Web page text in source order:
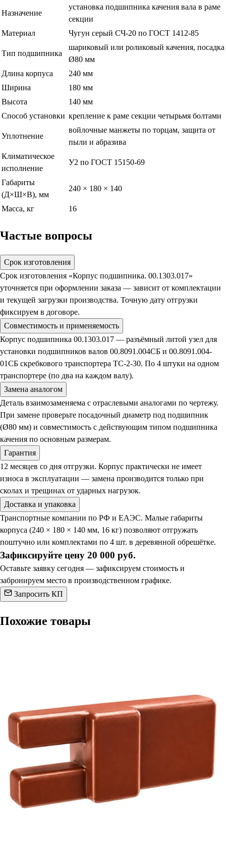
Назначение
установка подшипника качения вала в раме
секции
Материал
Чугун серый СЧ-20 по ГОСТ 1412-85
Тип подшипника
шариковый или роликовый качения, посадка
Ø80 мм
Длина корпуса
240 мм
Ширина
180 мм
Высота
140 мм
Способ установки крепление к раме секции четырьмя болтами
Уплотнение
войлочные манжеты по торцам, защита от
пыли и абразива
Климатическое
исполнение
У2 по ГОСТ 15150-69
Габариты
(Д×Ш×В), мм
240 × 180 × 140
Масса, кг 16
Частые вопросы
Срок изготовления
Срок изготовления «Корпус подшипника. 00.1303.017»
уточняется при оформлении заказа — зависит от комплектации
и текущей загрузки производства. Точную дату отгрузки
фиксируем в договоре.
Совместимость и применяемость
Корпус подшипника 00.1303.017 — разъёмный литой узел для
установки подшипников валов 00.8091.004СБ и 00.8091.004-
01СБ скребкового транспортера ТС-2-30. По 4 штуки на одном
транспортере (по два на каждом валу).
Замена аналогом
Деталь взаимозаменяема с отраслевыми аналогами по чертежу.
При замене проверьте посадочный диаметр под подшипник
(Ø80 мм) и совместимость с действующим типом подшипника
качения по основным размерам.
Гарантия
12 месяцев со дня отгрузки. Корпус практически не имеет
износа в эксплуатации — замена производится только при
сколах и трещинах от ударных нагрузок.
Доставка и упаковка
Транспортные компании по РФ и ЕАЭС. Малые габариты
корпуса (240 × 180 × 140 мм, 16 кг) позволяют отгружать
поштучно или комплектами по 4 шт. в деревянной обрешётке.
Зафиксируйте цену 20 000 руб.
Оставьте заявку сегодня — зафиксируем стоимость и
забронируем место в производственном графике.
Запросить КП
Похожие товары